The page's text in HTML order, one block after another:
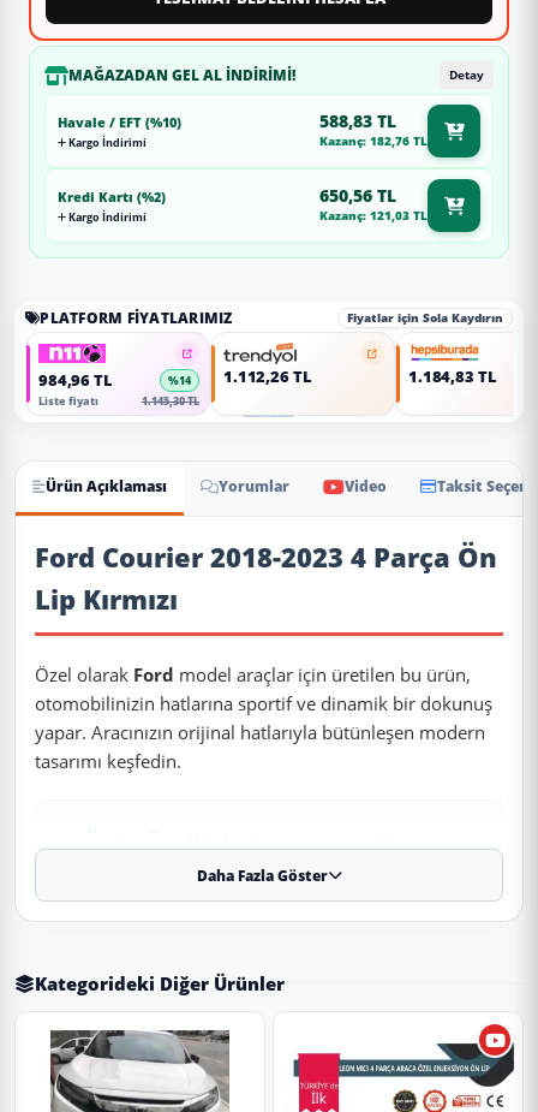
MAĞAZADAN GEL AL İNDIRIMI! Detay
Havale / EFT (%10)
Kargo İndirimi
588,83 TL
Kazanç: 182,76 TL
Kredi Kartı (%2)
Kargo İndirimi
650,56 TL
Kazanç: 121,03 TL
PLATFORM FIYATLARIMIZ Fiyatlar için Sola Kaydırın
984,96 TL
%14
Liste fiyatı
1.145,30 TL
1.112,26 TL 1.184,83 TL
Ürün Açıklaması Yorumlar Video Taksit
Ürün Açıklaması
Ford Courier 2018-2023 4 Parça Ön
Lip Kırmızı
Özel olarak Ford model araçlar için üretilen bu ürün,
otomobilinizin hatlarına sportif ve dinamik bir dokunuş
yapar. Aracınızın orijinal hatlarıyla bütünleşen modern
tasarımı keşfedin.
✨ Ürün Özellikleri ve Avantajları
2018 - 2019 - 2020 - 2021 - 2022 - 2023
modelleriyle tam uyumludur.
✔ Malzeme:Esnek, kırılmaya karşı dirençli 1. sınıf ABS
✔ Görünüm:Piano Black (Parlak Siyah). Boya gerektirmez,
Daha Fazla Göster
Kategorideki Diğer Ürünler